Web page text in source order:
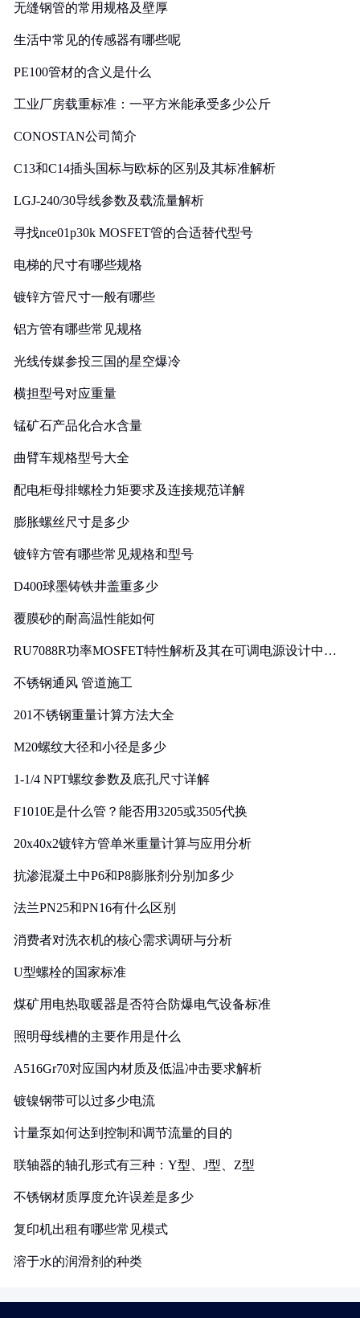
无缝钢管的常用规格及壁厚
生活中常见的传感器有哪些呢
PE100管材的含义是什么
工业厂房载重标准：一平方米能承受多少公斤
CONOSTAN公司简介
C13和C14插头国标与欧标的区别及其标准解析
LGJ-240/30导线参数及载流量解析
寻找nce01p30k MOSFET管的合适替代型号
电梯的尺寸有哪些规格
镀锌方管尺寸一般有哪些
铝方管有哪些常见规格
光线传媒参投三国的星空爆冷
横担型号对应重量
锰矿石产品化合水含量
曲臂车规格型号大全
配电柜母排螺栓力矩要求及连接规范详解
膨胀螺丝尺寸是多少
镀锌方管有哪些常见规格和型号
D400球墨铸铁井盖重多少
覆膜砂的耐高温性能如何
RU7088R功率MOSFET特性解析及其在可调电源设计中的
不锈钢通风 管道施工
201不锈钢重量计算方法大全
M20螺纹大径和小径是多少
1-1/4 NPT螺纹参数及底孔尺寸详解
F1010E是什么管？能否用3205或3505代换
20x40x2镀锌方管单米重量计算与应用分析
抗渗混凝土中P6和P8膨胀剂分别加多少
法兰PN25和PN16有什么区别
消费者对洗衣机的核心需求调研与分析
U型螺栓的国家标准
煤矿用电热取暖器是否符合防爆电气设备标准
照明母线槽的主要作用是什么
A516Gr70对应国内材质及低温冲击要求解析
镀镍钢带可以过多少电流
计量泵如何达到控制和调节流量的目的
联轴器的轴孔形式有三种：Y型、J型、Z型
不锈钢材质厚度允许误差是多少
复印机出租有哪些常见模式
溶于水的润滑剂的种类